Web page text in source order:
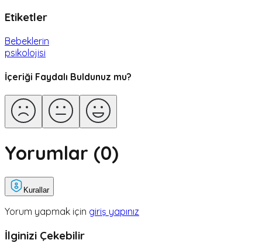
Etiketler
Bebeklerin
psikolojisi
İçeriği Faydalı Buldunuz mu?
Yorumlar (0)
Kurallar
Yorum yapmak için giriş yapınız
İlginizi Çekebilir